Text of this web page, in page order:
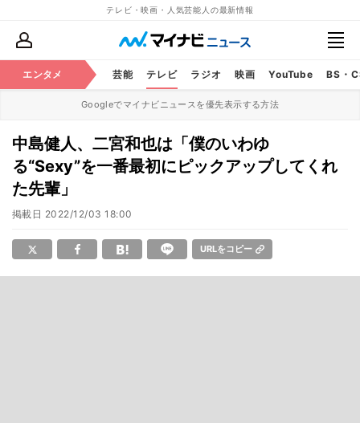
テレビ・映画・人気芸能人の最新情報
エンタメ 芸能 テレビ ラジオ 映画 YouTube BS・
Googleでマイナビニュースを優先表示する方法
中島健人、二宮和也は「僕のいわゆ
る“Sexy”を一番最初にピックアップしてくれ
た先輩」
掲載日 2022/12/03 18:00
URLをコピー